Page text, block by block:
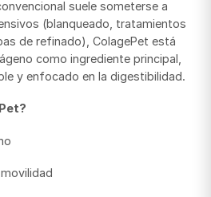
suele someterse a
(blanqueado, tratamientos
de refinado), ColagePet está
como ingrediente principal,
y enfocado en la digestibilidad.